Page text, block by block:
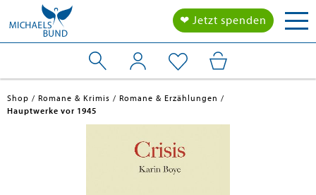
❤ Jetzt spenden
Shop Romane & Krimis
Romane & Erzählungen
Hauptwerke vor 1945